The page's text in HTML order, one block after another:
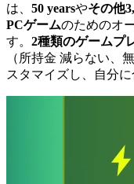
は、 50 yearsやその他
PCゲームのためのオ
す。 2種類のゲームプ
（所持金 減らない、
スタマイズし、自分